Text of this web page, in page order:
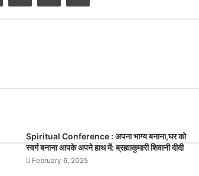
Spiritual Conference : अपना भाग्य बनाना,घर को
स्वर्ग बनाना आपके अपने हाथ में: ब्रह्माकुमारी शिवानी दीदी
February 6, 2025